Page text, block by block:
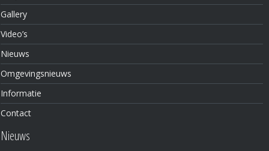
Gallery
Video’s
Nieuws
Omgevingsnieuws
Informatie
Contact
Nieuws